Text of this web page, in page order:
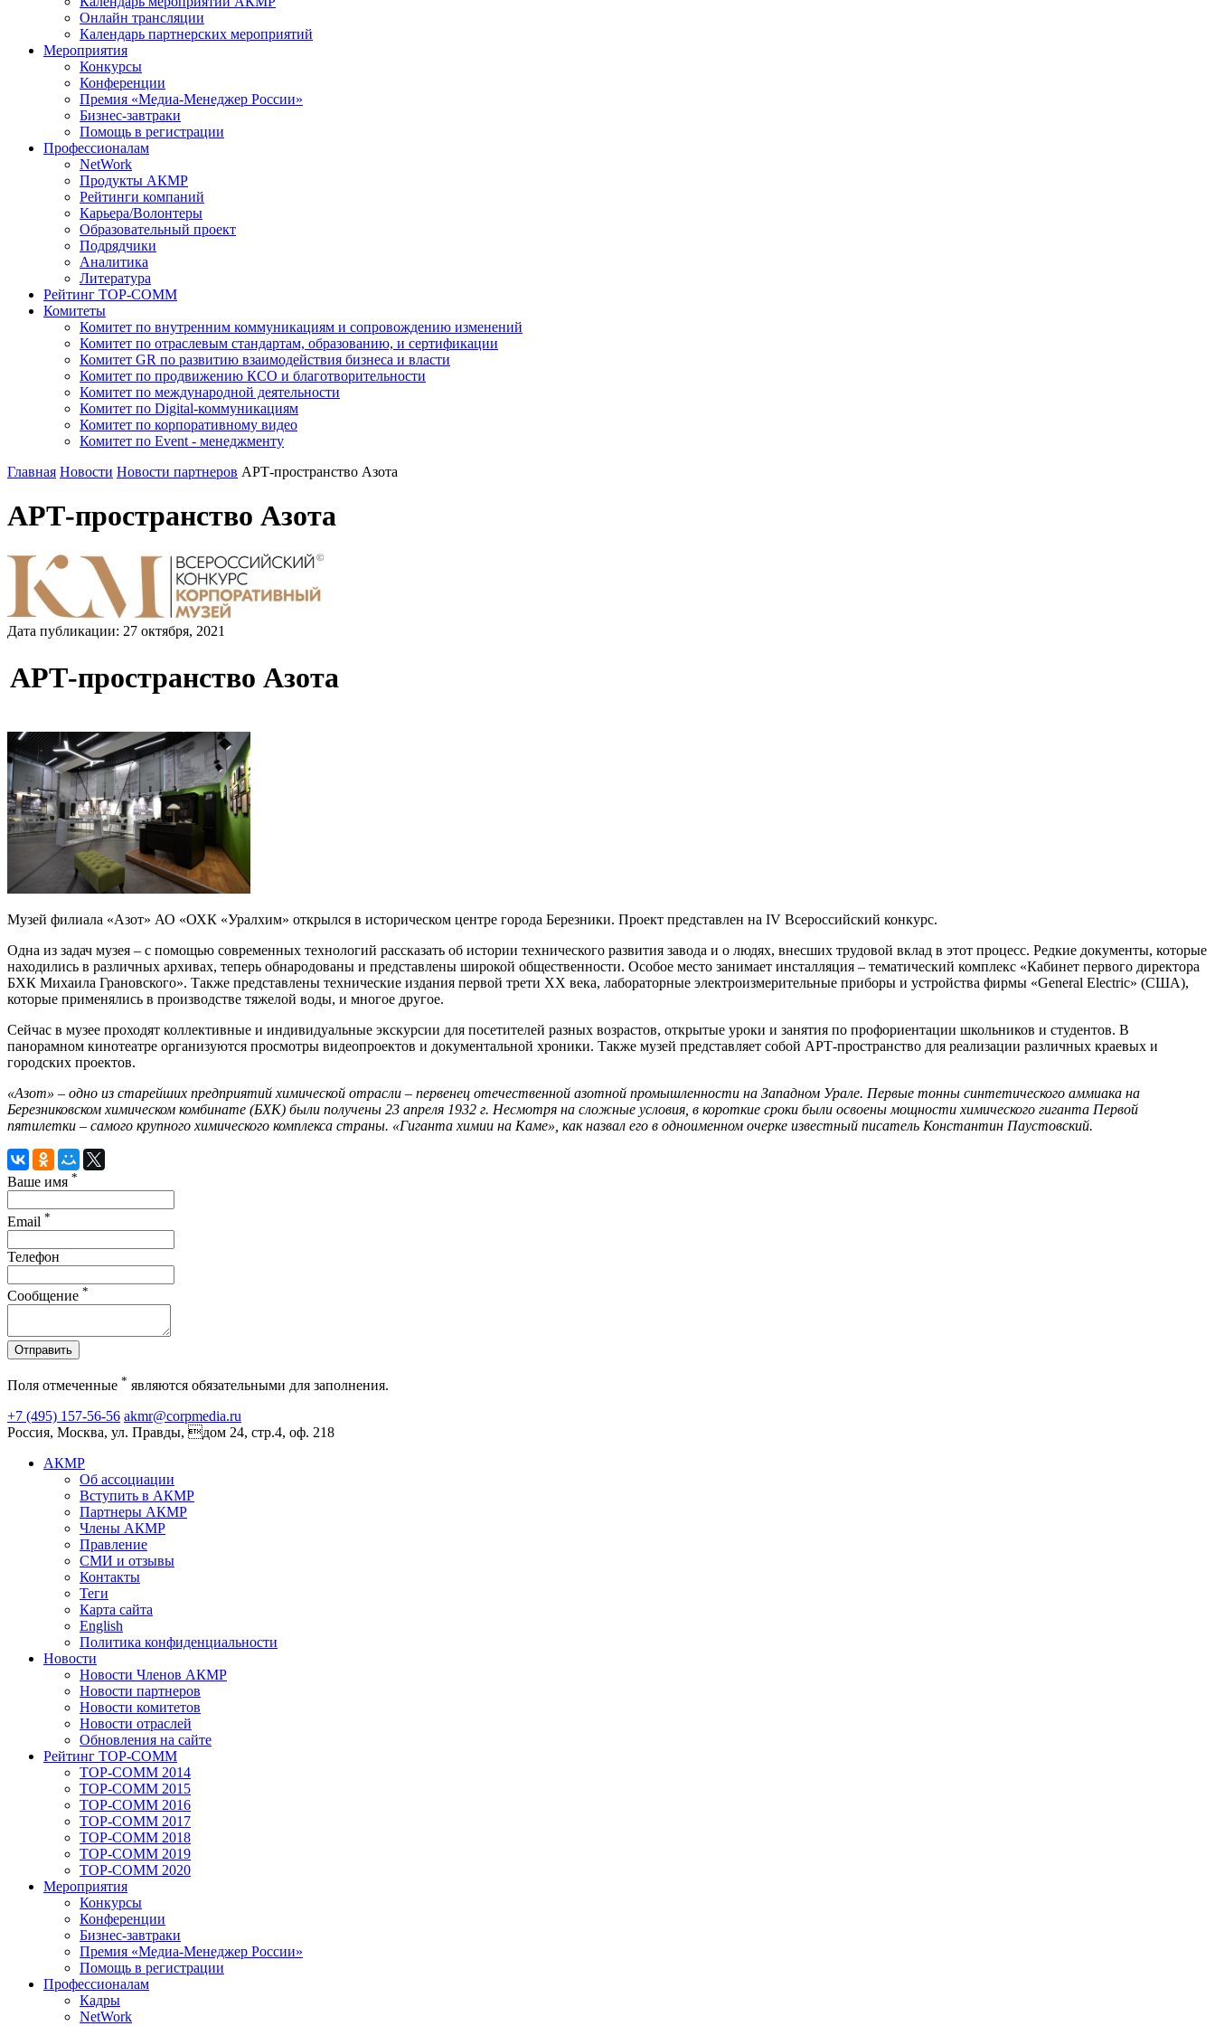
Онлайн трансляции
Календарь партнерских мероприятий
Мероприятия
Конкурсы
Конференции
Премия «Медиа-Менеджер России»
Бизнес-завтраки
Помощь в регистрации
Профессионалам
NetWork
Продукты АКМР
Рейтинги компаний
Карьера/Волонтеры
Образовательный проект
Подрядчики
Аналитика
Литература
Рейтинг TOP-COMM
Комитеты
Комитет по внутренним коммуникациям и сопровождению изменений
Комитет по отраслевым стандартам, образованию, и сертификации
Комитет GR по развитию взаимодействия бизнеса и власти
Комитет по продвижению КСО и благотворительности
Комитет по международной деятельности
Комитет по Digital-коммуникациям
Комитет по корпоративному видео
Комитет по Event - менеджменту
Главная Новости Новости партнеров АРТ-пространство Азота
АРТ-пространство Азота
Дата публикации: 27 октября, 2021
АРТ-пространство Азота
Музей филиала «Азот» АО «ОХК «Уралхим» открылся в историческом центре города Березники. Проект представлен на IV Всероссийский конкурс.
Одна из задач музея – с помощью современных технологий рассказать об истории технического развития завода и о людях, внесших трудовой вклад в этот процесс. Редкие документы, которые
находились в различных архивах, теперь обнародованы и представлены широкой общественности. Особое место занимает инсталляция – тематический комплекс «Кабинет первого директора
БХК Михаила Грановского». Также представлены технические издания первой трети ХХ века, лабораторные электроизмерительные приборы и устройства фирмы «General Electric» (США),
которые применялись в производстве тяжелой воды, и многое другое.
Сейчас в музее проходят коллективные и индивидуальные экскурсии для посетителей разных возрастов, открытые уроки и занятия по профориентации школьников и студентов. В
панорамном кинотеатре организуются просмотры видеопроектов и документальной хроники. Также музей представляет собой АРТ-пространство для реализации различных краевых и
городских проектов.
«Азот» – одно из старейших предприятий химической отрасли – первенец отечественной азотной промышленности на Западном Урале. Первые тонны синтетического аммиака на
Березниковском химическом комбинате (БХК) были получены 23 апреля 1932 г. Несмотря на сложные условия, в короткие сроки были освоены мощности химического гиганта Первой
пятилетки – самого крупного химического комплекса страны. «Гиганта химии на Каме», как назвал его в одноименном очерке известный писатель Константин Паустовский.
Ваше имя *
Email *
Телефон
Сообщение *
Отправить
Поля отмеченные * являются обязательными для заполнения.
+7 (495) 157-56-56 akmr@corpmedia.ru
Россия, Москва, ул. Правды, дом 24, стр.4, оф. 218
АКМР
Об ассоциации
Вступить в АКМР
Партнеры АКМР
Члены АКМР
Правление
СМИ и отзывы
Контакты
Теги
Карта сайта
English
Политика конфиденциальности
Новости
Новости Членов АКМР
Новости партнеров
Новости комитетов
Новости отраслей
Обновления на сайте
Рейтинг TOP-COMM
TOP-COMM 2014
TOP-COMM 2015
TOP-COMM 2016
TOP-COMM 2017
TOP-COMM 2018
TOP-COMM 2019
TOP-COMM 2020
Мероприятия
Конкурсы
Конференции
Бизнес-завтраки
Премия «Медиа-Менеджер России»
Помощь в регистрации
Профессионалам
Кадры
NetWork